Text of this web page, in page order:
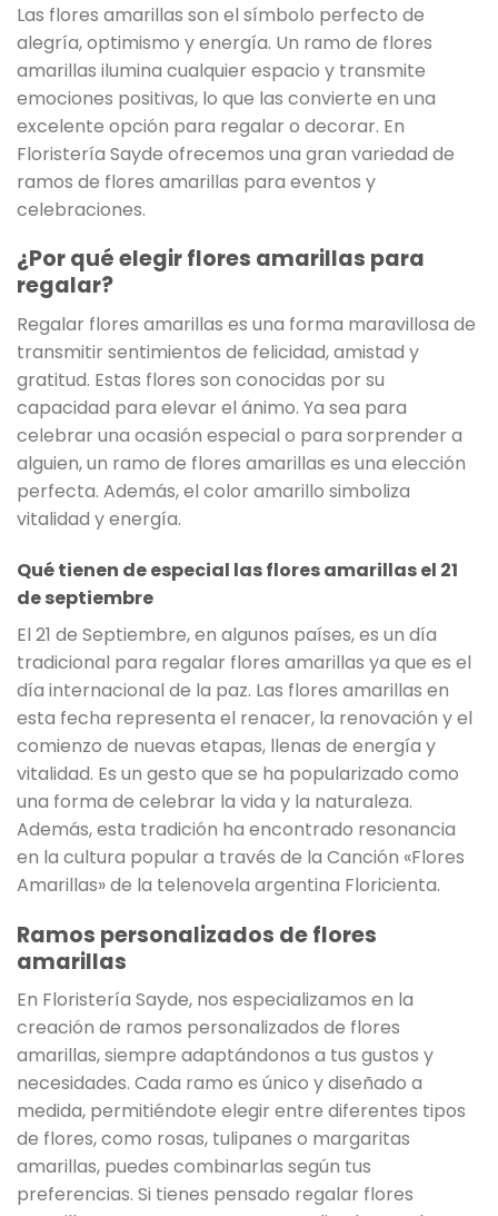
Las flores amarillas son el símbolo perfecto de
alegría, optimismo y energía. Un ramo de flores
amarillas ilumina cualquier espacio y transmite
emociones positivas, lo que las convierte en una
excelente opción para regalar o decorar. En
Floristería Sayde ofrecemos una gran variedad de
ramos de flores amarillas para eventos y
celebraciones.
¿Por qué elegir flores amarillas para
regalar?
Regalar flores amarillas es una forma maravillosa de
transmitir sentimientos de felicidad, amistad y
gratitud. Estas flores son conocidas por su
capacidad para elevar el ánimo. Ya sea para
celebrar una ocasión especial o para sorprender a
alguien, un ramo de flores amarillas es una elección
perfecta. Además, el color amarillo simboliza
vitalidad y energía.
Qué tienen de especial las flores amarillas el 21
de septiembre
El 21 de Septiembre, en algunos países, es un día
tradicional para regalar flores amarillas ya que es el
día internacional de la paz. Las flores amarillas en
esta fecha representa el renacer, la renovación y el
comienzo de nuevas etapas, llenas de energía y
vitalidad. Es un gesto que se ha popularizado como
una forma de celebrar la vida y la naturaleza.
Además, esta tradición ha encontrado resonancia
en la cultura popular a través de la Canción «Flores
Amarillas» de la telenovela argentina Floricienta.
Ramos personalizados de flores
amarillas
En Floristería Sayde, nos especializamos en la
creación de ramos personalizados de flores
amarillas, siempre adaptándonos a tus gustos y
necesidades. Cada ramo es único y diseñado a
medida, permitiéndote elegir entre diferentes tipos
de flores, como rosas, tulipanes o margaritas
amarillas, puedes combinarlas según tus
preferencias. Si tienes pensado regalar flores